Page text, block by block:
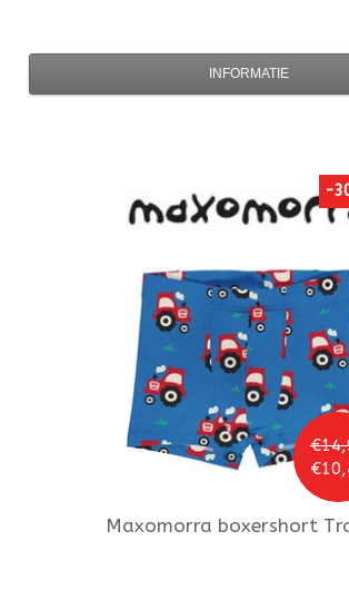
INFORMATIE
-
Maxomorra boxershort